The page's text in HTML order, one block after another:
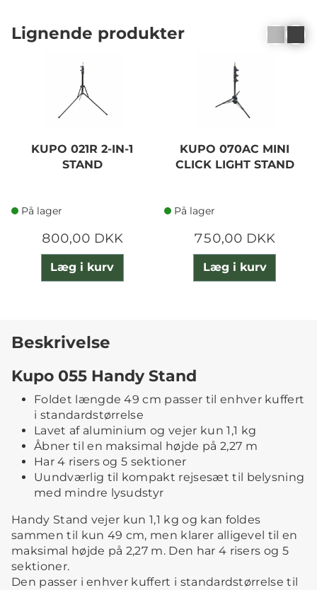
Lignende produkter
KUPO 021R 2-IN-1
STAND
På lager
800,00 DKK
Læg i kurv
KUPO 070AC MINI
CLICK LIGHT STAND
På lager
750,00 DKK
Læg i kurv
Beskrivelse
Kupo 055 Handy Stand
Foldet længde 49 cm passer til enhver kuffert
i standardstørrelse
Lavet af aluminium og vejer kun 1,1 kg
Åbner til en maksimal højde på 2,27 m
Har 4 risers og 5 sektioner
Uundværlig til kompakt rejsesæt til belysning
med mindre lysudstyr
Handy Stand vejer kun 1,1 kg og kan foldes
sammen til kun 49 cm, men klarer alligevel til en
maksimal højde på 2,27 m. Den har 4 risers og 5
sektioner.
Den passer i enhver kuffert i standardstørrelse til